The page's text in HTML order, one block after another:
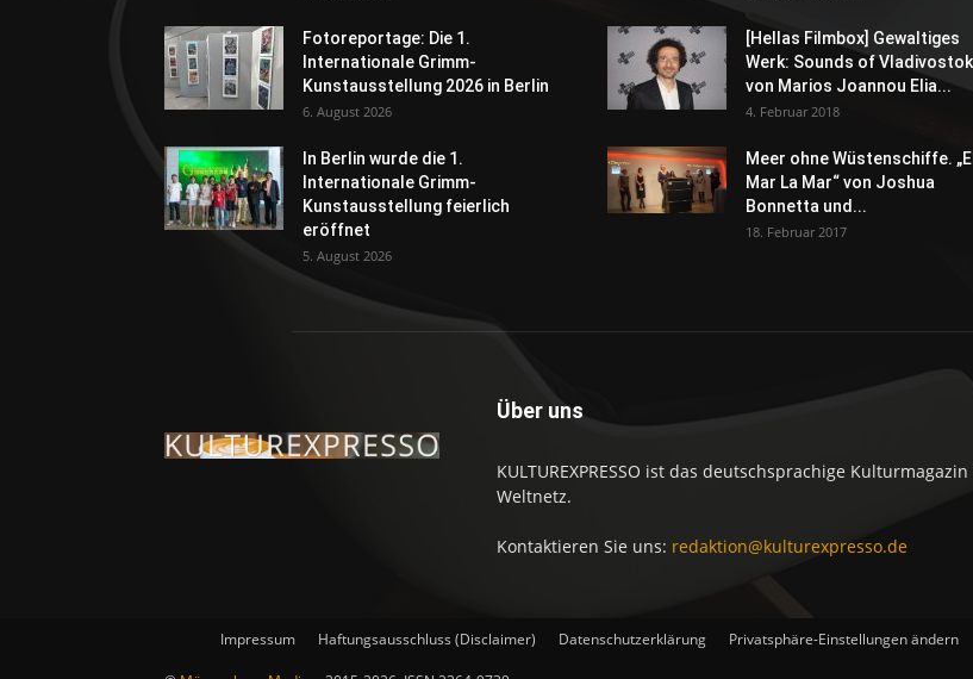
Fotoreportage: Die 1.
Internationale Grimm-
Kunstausstellung 2026 in Berlin
6. August 2026
In Berlin wurde die 1.
Internationale Grimm-
Kunstausstellung feierlich
eröffnet
5. August 2026
[Hellas Filmbox] Gewaltiges
Werk: Sounds of Vladivostok
von Marios Joannou Elia...
4. Februar 2018
Meer ohne Wüstenschiffe.
Mar La Mar“ von Joshua
Bonnetta und...
18. Februar 2017
Über uns
KULTUREXPRESSO ist das deutschsprachige
Weltnetz.
Kontaktieren Sie uns: redaktion@kulturexpresso.de
Impressum Haftungsausschluss (Disclaimer) Datenschutzerklärung Privatsphäre-Einstellungen ändern